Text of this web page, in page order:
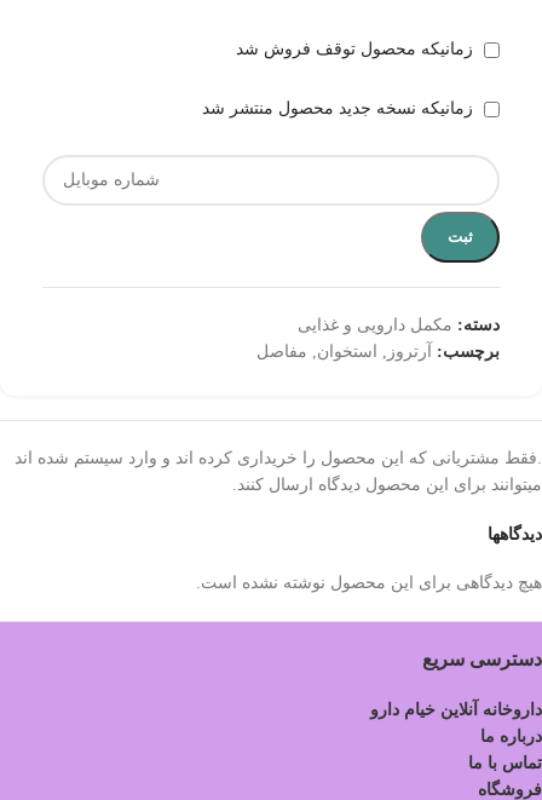
زمانیکه محصول توقف فروش شد
زمانیکه نسخه جدید محصول منتشر شد
ثبت
دسته: مکمل دارویی و غذایی
برچسب:
آرتروز استخوان مفاصل
دیدگاهها
هیچ دیدگاهی برای این محصول نوشته نشده است.
.فقط مشتریانی که این محصول را خریداری کرده اند و وارد سیستم شده اند
میتوانند برای این محصول دیدگاه ارسال کنند.
دسترسی سریع
داروخانه آنلاین خیام دارو
درباره ما
تماس با ما
فروشگاه